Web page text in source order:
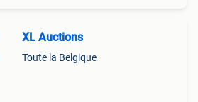
XL Auctions
Toute la Belgique